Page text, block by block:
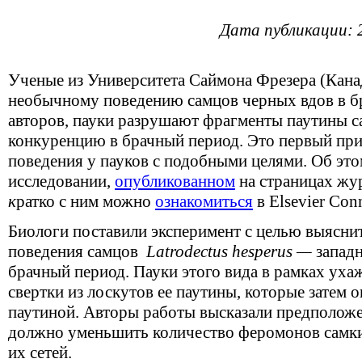
Дата публикации:
Ученые из Университета Саймона Фрезера
необычному поведению самцов черных вдов в
авторов, пауки разрушают фрагменты паутины
конкуренцию в брачный период. Это первый
поведения у пауков с подобными целями. Об
исследовании, опубликованном на страницах
кратко с ним можно ознакомиться в Elsevier
Биологи поставили эксперимент с целью
поведения самцовLatrodectus hesperus —
брачный период. Пауки этого вида в рамках
свертки из лоскутов ее паутины, которые затем
паутиной. Авторы работы высказали
должно уменьшить количество феромонов
их сетей.